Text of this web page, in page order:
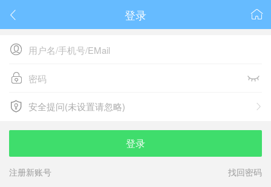
 
登录

 
 
安全提问(未设置请忽略)
安全提问(未设置请忽略)
登录
注册新账号
找回密码